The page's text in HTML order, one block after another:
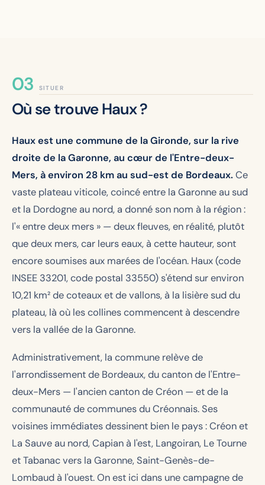
SITUER
Où se trouve Haux ?
Haux est une commune de la Gironde, sur la rive
droite de la Garonne, au cœur de l'Entre-deux-
Mers, à environ 28 km au sud-est de Bordeaux. Ce
vaste plateau viticole, coincé entre la Garonne au sud
et la Dordogne au nord, a donné son nom à la région :
l'« entre deux mers » — deux fleuves, en réalité, plutôt
que deux mers, car leurs eaux, à cette hauteur, sont
encore soumises aux marées de l'océan. Haux (code
INSEE 33201, code postal 33550) s'étend sur environ
10,21 km² de coteaux et de vallons, à la lisière sud du
plateau, là où les collines commencent à descendre
vers la vallée de la Garonne.
Administrativement, la commune relève de
l'arrondissement de Bordeaux, du canton de l'Entre-
deux-Mers — l'ancien canton de Créon — et de la
communauté de communes du Créonnais. Ses
voisines immédiates dessinent bien le pays : Créon et
La Sauve au nord, Capian à l'est, Langoiran, Le Tourne
et Tabanac vers la Garonne, Saint-Genès-de-
Lombaud à l'ouest. On est ici dans une campagne de